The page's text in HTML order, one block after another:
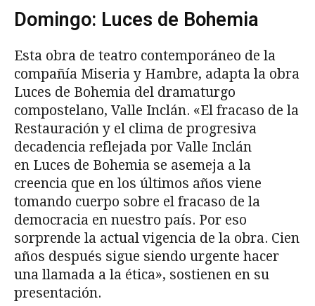
Domingo: Luces de Bohemia
Esta obra de teatro contemporáneo de la
compañía Miseria y Hambre, adapta la obra
Luces de Bohemia del dramaturgo
compostelano, Valle Inclán. «El fracaso de la
Restauración y el clima de progresiva
decadencia reflejada por Valle Inclán
en Luces de Bohemia se asemeja a la
creencia que en los últimos años viene
tomando cuerpo sobre el fracaso de la
democracia en nuestro país. Por eso
sorprende la actual vigencia de la obra. Cien
años después sigue siendo urgente hacer
una llamada a la ética», sostienen en su
presentación.